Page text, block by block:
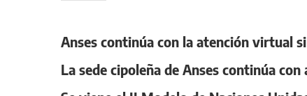
Anses continúa con la atención virtual
La sede cipoleña de Anses continúa